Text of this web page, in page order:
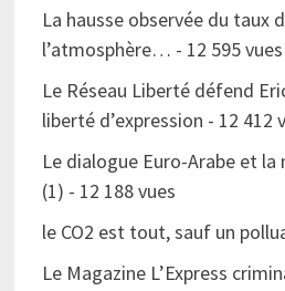
La hausse observée du taux
l’atmosphère… - 12 595 vues
Le Réseau Liberté défend
liberté d’expression - 12 412
Le dialogue Euro-Arabe et la
(1) - 12 188 vues
le CO2 est tout, sauf un
Le Magazine L’Express